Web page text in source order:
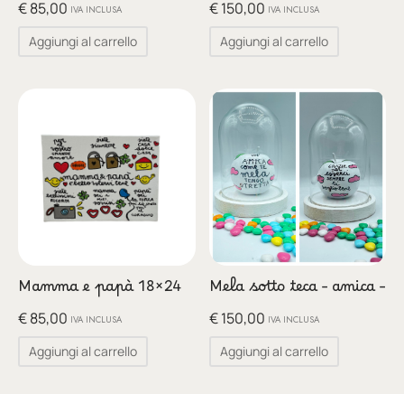
€85,00 IVA INCLUSA
Aggiungi al carrello
€150,00 IVA INCLUSA
Aggiungi al carrello
Mamma e papà 18×24
€85,00 IVA INCLUSA
Aggiungi al carrello
Mela sotto teca – amica –
€150,00 IVA INCLUSA
Aggiungi al carrello
per Te
pezzi unici
Felici